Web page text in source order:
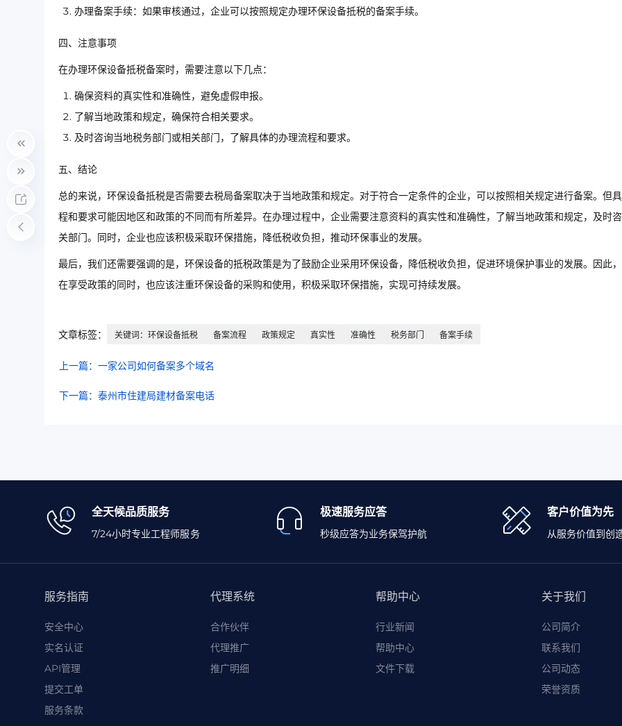
办理备案手续：如果审核通过，企业可以按照规定办理环保设备抵税的备案手续。
四、注意事项
在办理环保设备抵税备案时，需要注意以下几点：
确保资料的真实性和准确性，避免虚假申报。
了解当地政策和规定，确保符合相关要求。
及时咨询当地税务部门或相关部门，了解具体的办理流程和要求。
五、结论
总的来说，环保设备抵税是否需要去税局备案取决于当地政策和规定。对于符合一定条件的企业，可以按照相关规定进行备案。但
程和要求可能因地区和政策的不同而有所差异。在办理过程中，企业需要注意资料的真实性和准确性，了解当地政策和规定，及时
关部门。同时，企业也应该积极采取环保措施，降低税收负担，推动环保事业的发展。
最后，我们还需要强调的是，环保设备的抵税政策是为了鼓励企业采用环保设备，降低税收负担，促进环境保护事业的发展。因此
在享受政策的同时，也应该注重环保设备的采购和使用，积极采取环保措施，实现可持续发展。
文章标签： 关键词：环保设备抵税 备案流程 政策规定 真实性 准确性 税务部门 备案手续
上一篇：一家公司如何备案多个域名
下一篇：泰州市住建局建材备案电话
全天候品质服务
7/24小时专业工程师服务
极速服务应答
秒级应答为业务保驾护航
客户价值为先
从服务价值到创
服务指南
安全中心
实名认证
API管理
提交工单
服务条款
代理系统
合作伙伴
代理推广
推广明细
帮助中心
行业新闻
帮助中心
文件下载
关于我们
公司简介
联系我们
公司动态
荣誉资质